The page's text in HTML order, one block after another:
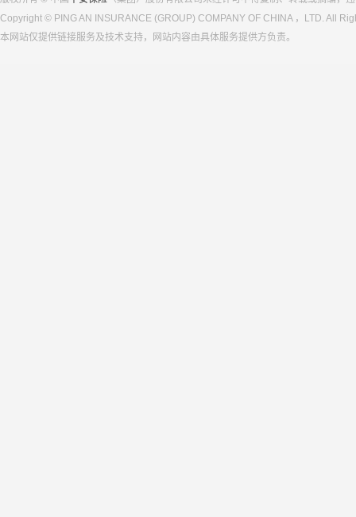
Copyright © PING AN INSURANCE (GROUP) COMPANY OF CHINA ，LTD. All
本网站仅提供链接服务及技术支持，网站内容由具体服务提供方负责。